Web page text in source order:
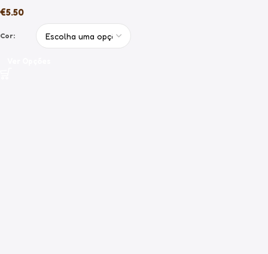
€5.50
Cor: